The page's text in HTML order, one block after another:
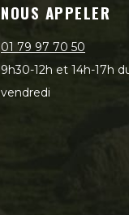
NOUS APPELER
01 79 97 70 50
9h30-12h et 14h-17h
vendredi